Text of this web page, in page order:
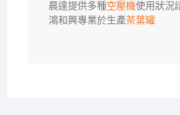
晨達提供多種空壓機使用狀況
鴻和興專業於生產茶葉罐